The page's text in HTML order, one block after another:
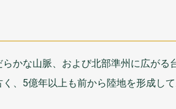
らかな山脈、および北部準州 に広がる
く、5億年以上も前から 陸地を形成し